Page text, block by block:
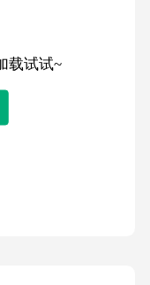
载试试~